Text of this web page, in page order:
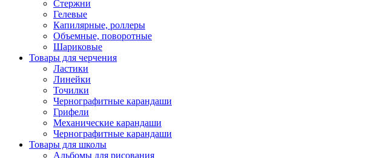
Стержни
Гелевые
Капилярные, роллеры
Объемные, поворотные
Шариковые
Товары для черчения
Ластики
Линейки
Точилки
Чернографитные карандаши
Грифели
Механические карандаши
Чернографитные карандаши
Товары для школы
Альбомы для рисования